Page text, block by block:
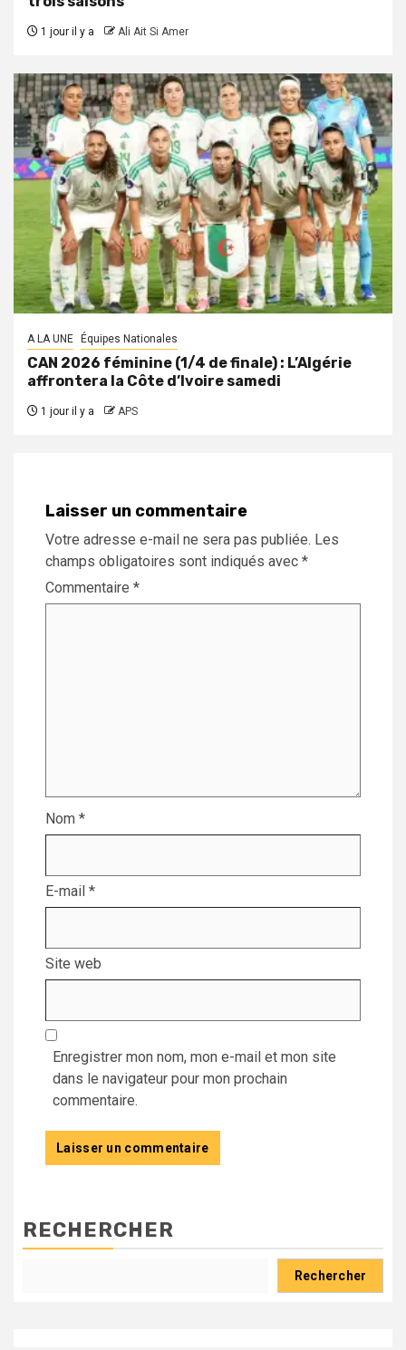
1 jour il y a Ali Ait Si Amer
A LA UNE Équipes Nationales
CAN 2026 féminine (1/4 de finale) : L’Algérie
affrontera la Côte d’Ivoire samedi
1 jour il y a APS
Laisser un commentaire
Votre adresse e-mail ne sera pas publiée. Les
champs obligatoires sont indiqués avec *
Commentaire *
Nom *
E-mail *
Site web
Enregistrer mon nom, mon e-mail et mon site
dans le navigateur pour mon prochain
commentaire.
RECHERCHER
Rechercher